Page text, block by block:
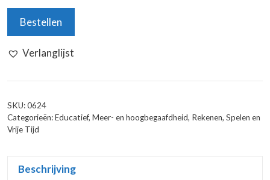
Formula
aantal
Bestellen
Verlanglijst
SKU:0624
Categorieën:Educatief, Meer- en hoogbegaafdheid, Rekenen, Spelen en
Vrije Tijd
Beschrijving